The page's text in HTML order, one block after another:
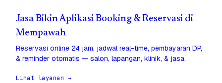
Jasa Bikin Aplikasi Booking & Reservasi di
Mempawah
Reservasi online 24 jam, jadwal real-time, pembayaran DP,
& reminder otomatis — salon, lapangan, klinik, & jasa.
Lihat layanan →